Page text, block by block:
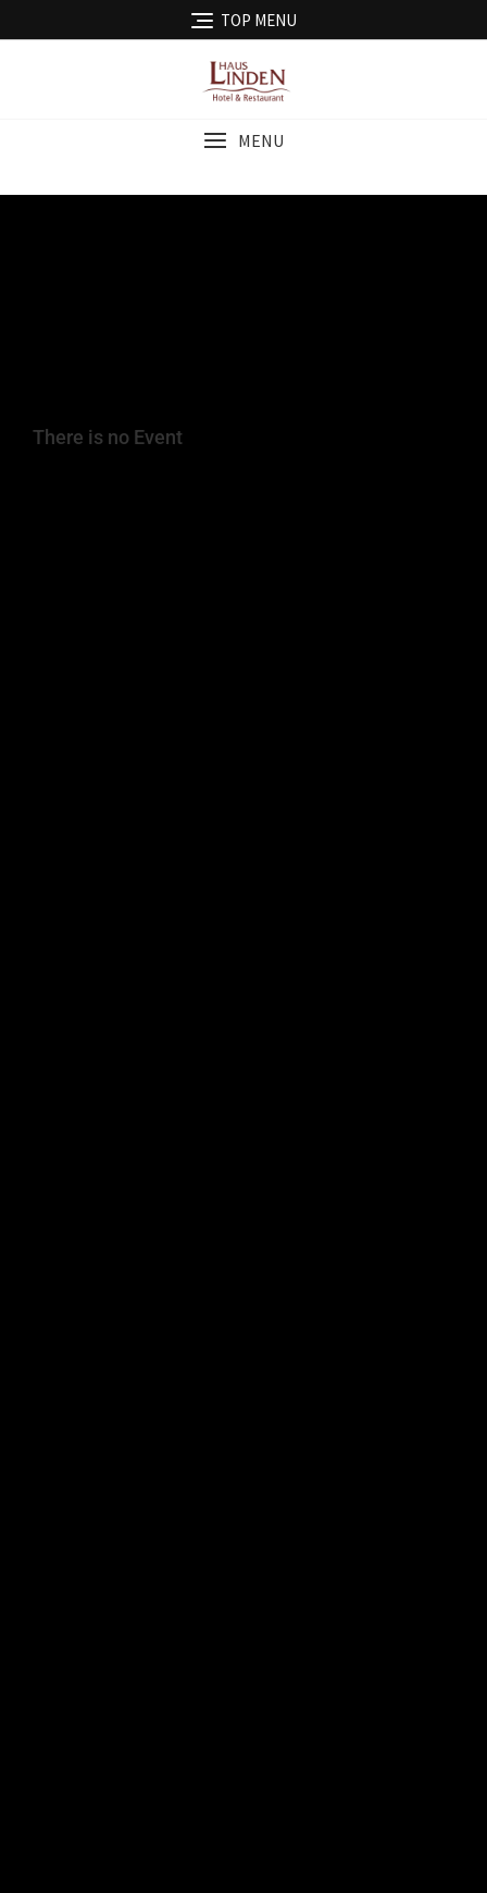
TOP MENU
MENU
There is no Event